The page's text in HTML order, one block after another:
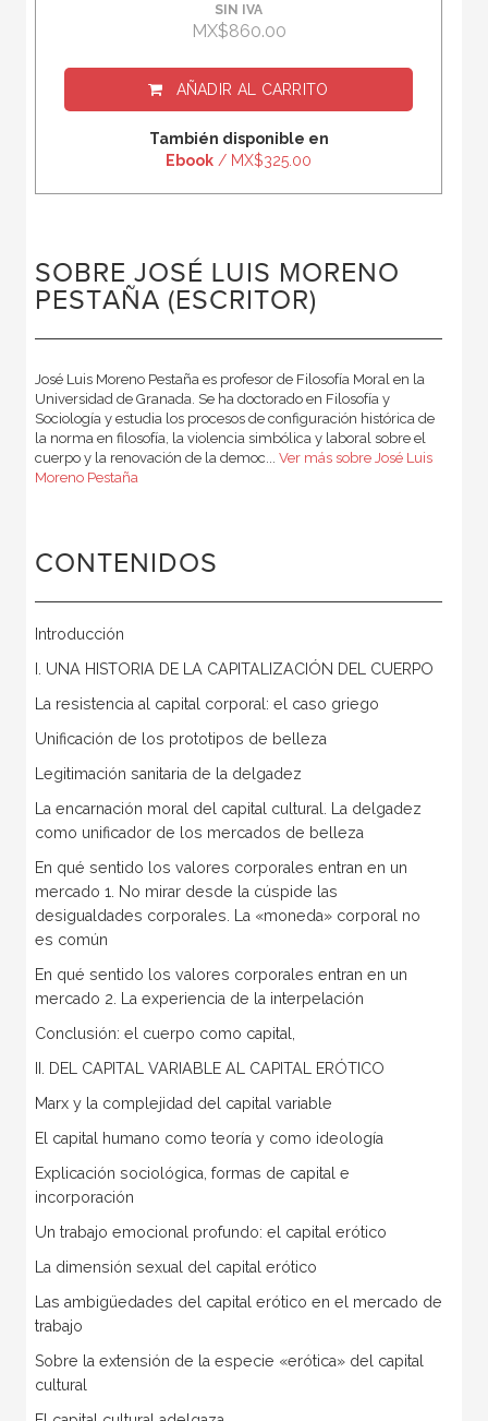
SIN IVA
MX$860.00
AÑADIR AL CARRITO
También disponible en
Ebook / MX$325.00
SOBRE JOSÉ LUIS MORENO
PESTAÑA (ESCRITOR)
José Luis Moreno Pestaña es profesor de Filosofía Moral en la
Universidad de Granada. Se ha doctorado en Filosofía y
Sociología y estudia los procesos de configuración histórica de
la norma en filosofía, la violencia simbólica y laboral sobre el
cuerpo y la renovación de la democ... Ver más sobre José Luis
Moreno Pestaña
CONTENIDOS
Introducción
I. UNA HISTORIA DE LA CAPITALIZACIÓN DEL CUERPO
La resistencia al capital corporal: el caso griego
Unificación de los prototipos de belleza
Legitimación sanitaria de la delgadez
La encarnación moral del capital cultural. La delgadez
como unificador de los mercados de belleza
En qué sentido los valores corporales entran en un
mercado 1. No mirar desde la cúspide las
desigualdades corporales. La «moneda» corporal no
es común
En qué sentido los valores corporales entran en un
mercado 2. La experiencia de la interpelación
Conclusión: el cuerpo como capital,
II. DEL CAPITAL VARIABLE AL CAPITAL ERÓTICO
Marx y la complejidad del capital variable
El capital humano como teoría y como ideología
Explicación sociológica, formas de capital e
incorporación
Un trabajo emocional profundo: el capital erótico
La dimensión sexual del capital erótico
Las ambigüedades del capital erótico en el mercado de
trabajo
Sobre la extensión de la especie «erótica» del capital
cultural